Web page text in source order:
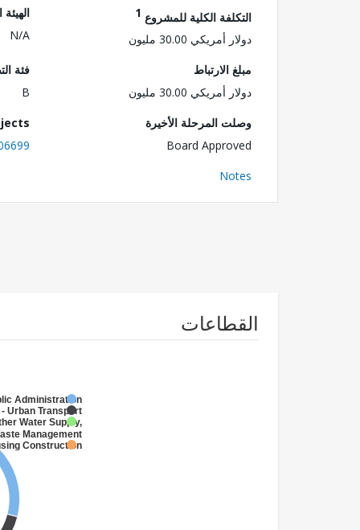
التكلفة الكلية للمشروع 1
دولار أمريكي 30.00 مليون
الهيئة
N/A
مبلغ الارتباط
دولار أمريكي 30.00 مليون
فئة
B
وصلت المرحلة الأخيرة
Board Approved
Notes
القطاعات
Administration
- Urban Transport
Water Supply,
Management
Construction